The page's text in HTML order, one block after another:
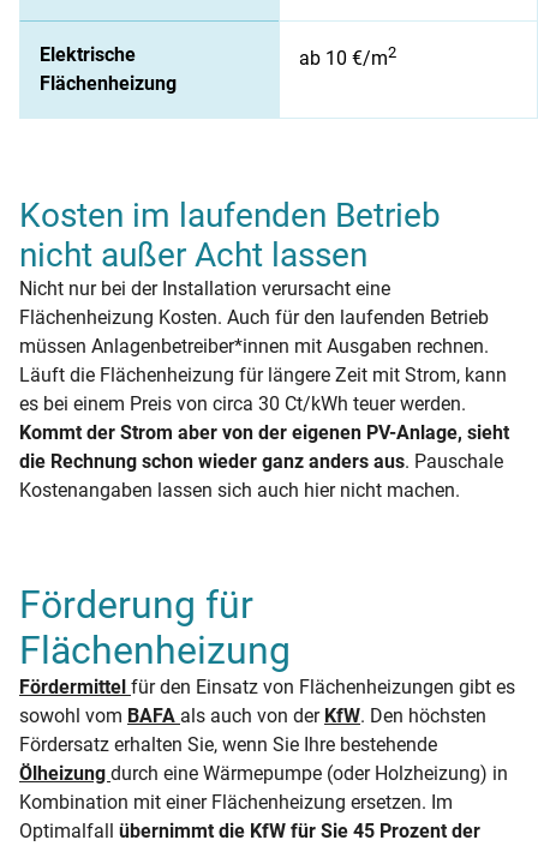
Elektrische
Flächenheizung
ab 10 €/m2
Kosten im laufenden Betrieb
nicht außer Acht lassen
Nicht nur bei der Installation verursacht eine
Flächenheizung Kosten. Auch für den laufenden Betrieb
müssen Anlagenbetreiber*innen mit Ausgaben rechnen.
Läuft die Flächenheizung für längere Zeit mit Strom, kann
es bei einem Preis von circa 30 Ct/kWh teuer werden.
Kommt der Strom aber von der eigenen PV-Anlage, sieht
die Rechnung schon wieder ganz anders aus. Pauschale
Kostenangaben lassen sich auch hier nicht machen.
Förderung für
Flächenheizung
Fördermittel für den Einsatz von Flächenheizungen gibt es
sowohl vom BAFA als auch von der KfW. Den höchsten
Fördersatz erhalten Sie, wenn Sie Ihre bestehende
Ölheizung durch eine Wärmepumpe (oder Holzheizung) in
Kombination mit einer Flächenheizung ersetzen. Im
Optimalfall übernimmt die KfW für Sie 45 Prozent der